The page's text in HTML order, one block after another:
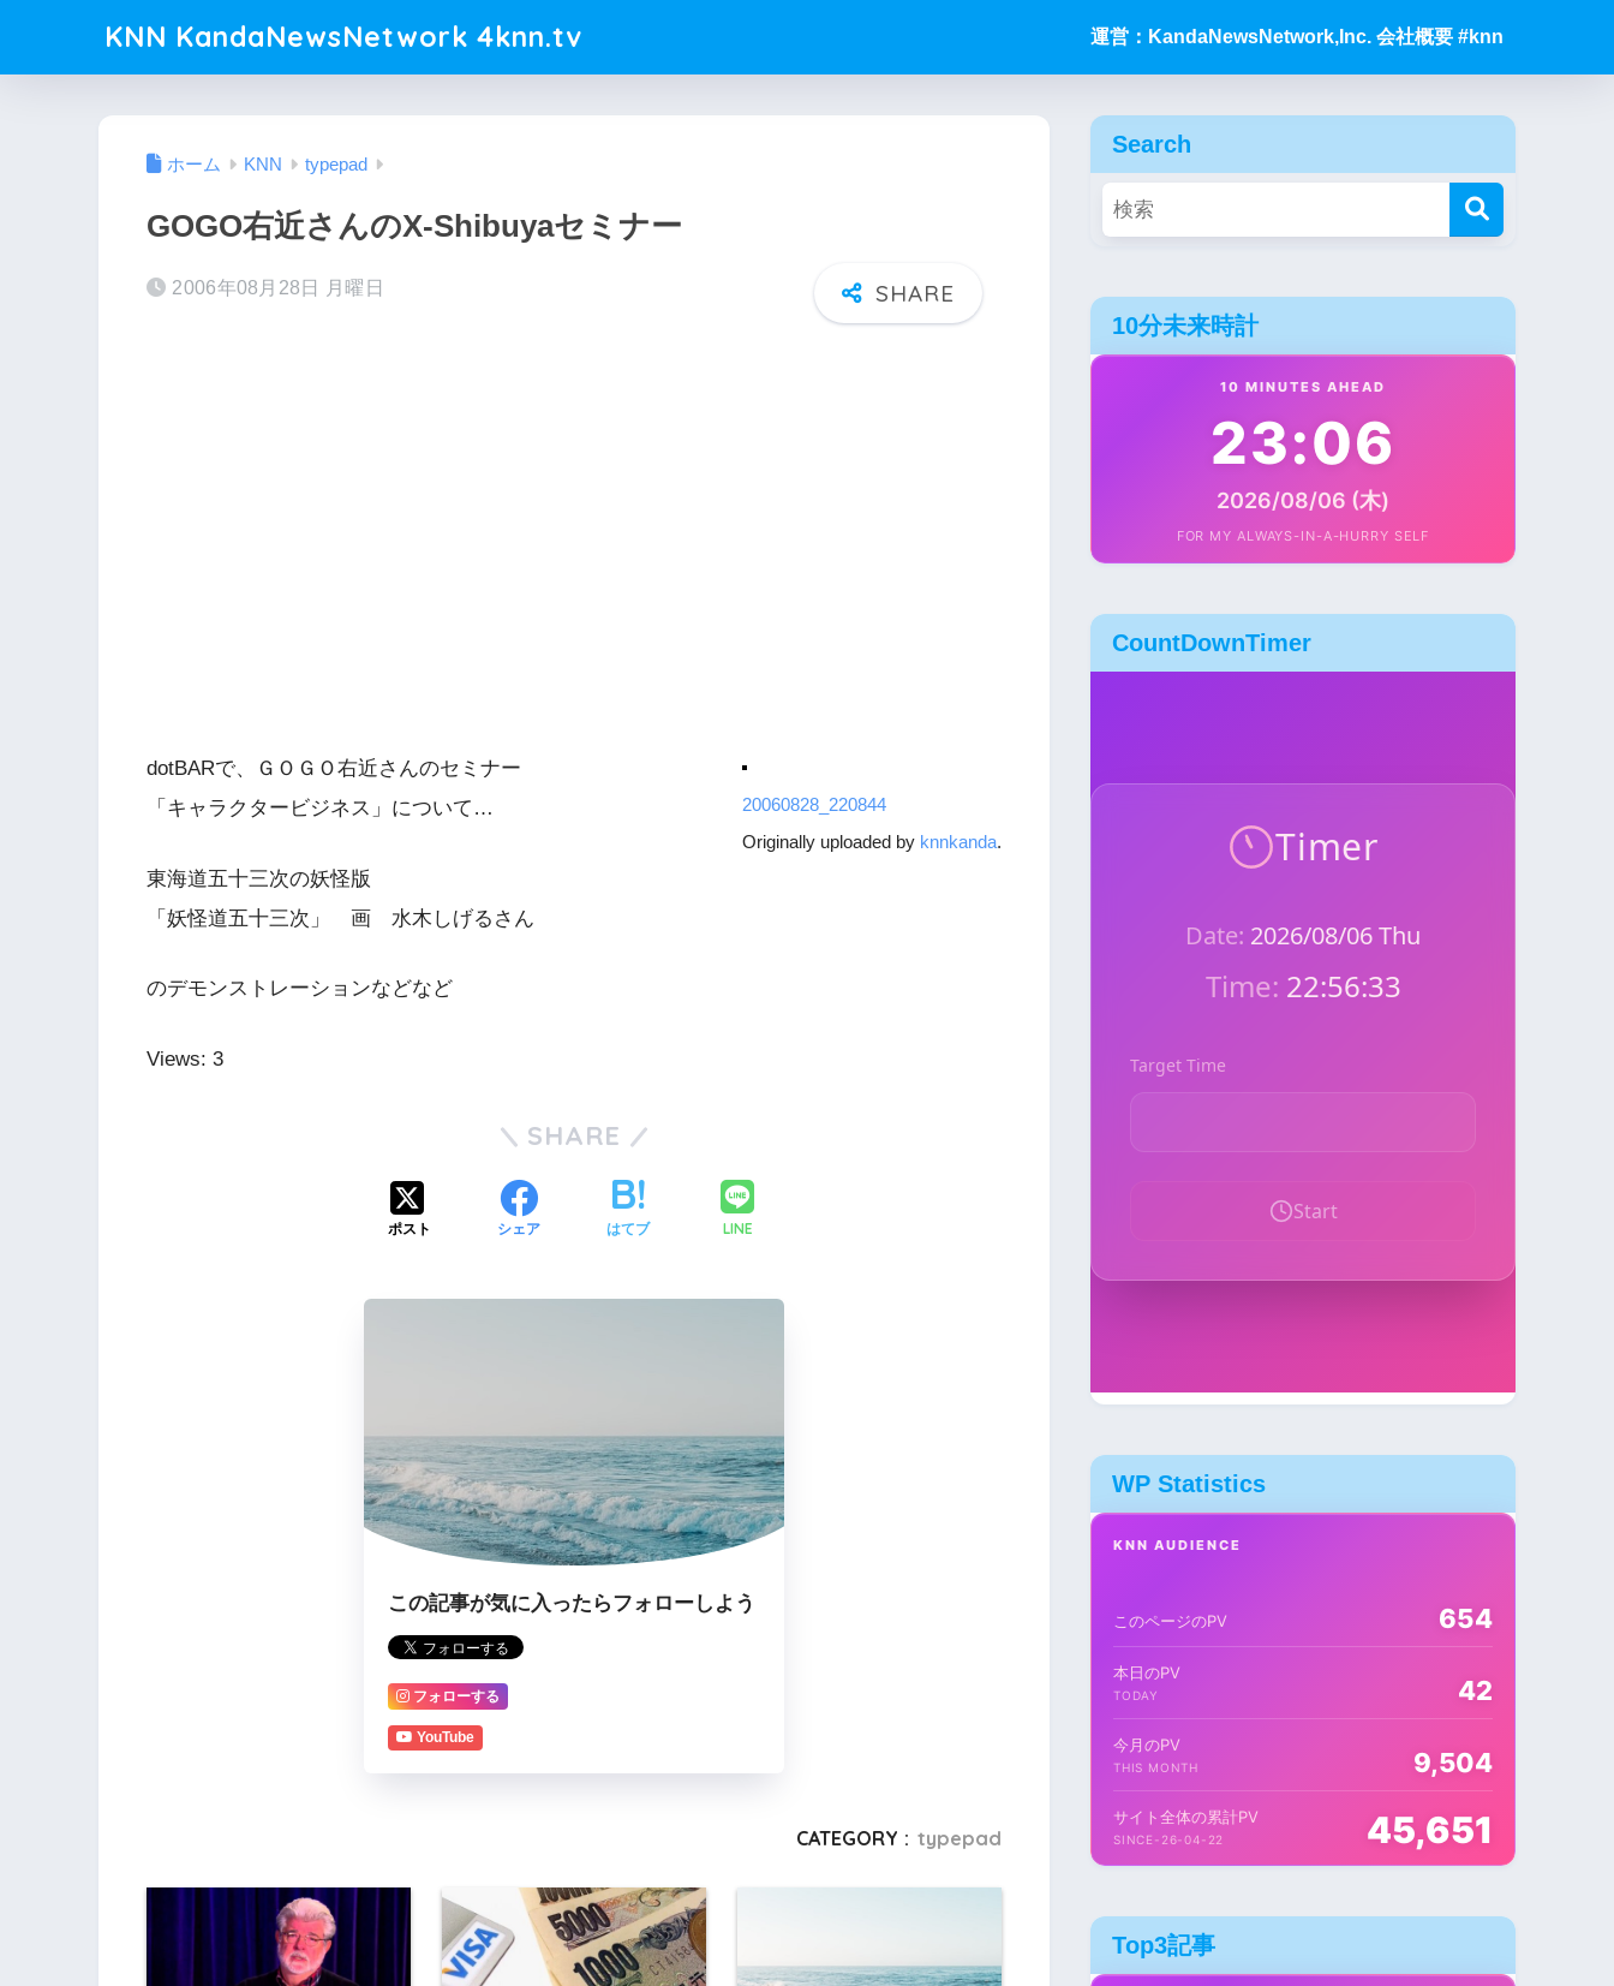
KNN KandaNewsNetwork 4knn.tv 運営：KandaNewsNetwork,Inc. 会社概要 #knn
ホーム KNN typepad
GOGO右近さんのX-Shibuyaセミナー
2006年08月28日 月曜日
20060828_220844
Originally uploaded by knnkanda.
dotBARで、ＧＯＧＯ右近さんのセミナー
「キャラクタービジネス」について…
東海道五十三次の妖怪版
「妖怪道五十三次」 画 水木しげるさん
のデモンストレーションなどなど
Views: 3
SHARE
ポスト シェア はてブ LINE
この記事が気に入ったらフォローしよう
フォローする
YouTube
CATEGORY : typepad
Search
10分未来時計
10 MINUTES AHEAD
23:06
2026/08/06 (木)
FOR MY ALWAYS-IN-A-HURRY SELF
CountDownTimer
WP Statistics
KNN AUDIENCE
このページのPV 654
本日のPV
TODAY 42
今月のPV
THIS MONTH 9,504
サイト全体の累計PV
SINCE-26-04-22 45,651
Top3記事